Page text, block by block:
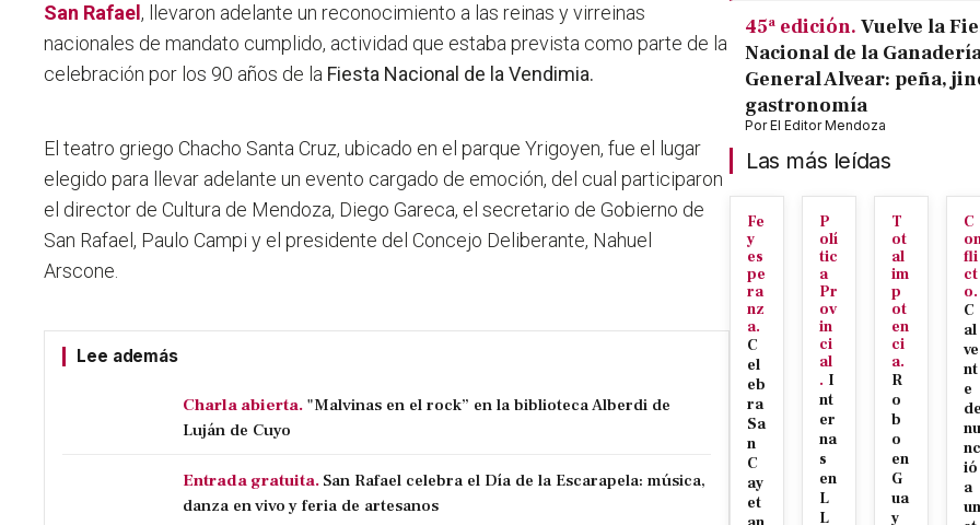
San Rafael, llevaron adelante un reconocimiento a las reinas y virreinas
nacionales de mandato cumplido, actividad que estaba prevista como parte de la
celebración por los 90 años de la Fiesta Nacional de la Vendimia.
El teatro griego Chacho Santa Cruz, ubicado en el parque Yrigoyen, fue el lugar
elegido para llevar adelante un evento cargado de emoción, del cual participaron
el director de Cultura de Mendoza, Diego Gareca, el secretario de Gobierno de
San Rafael, Paulo Campi y el presidente del Concejo Deliberante, Nahuel
Arscone.
Lee además
Charla abierta. "Malvinas en el rock” en la biblioteca Alberdi de
Luján de Cuyo
Entrada gratuita. San Rafael celebra el Día de la Escarapela: música,
danza en vivo y feria de artesanos
45ª edición. Vuelve la
Nacional de la
General Alvear: peña,
gastronomía
PorEl Editor Mendoza
Las más leídas
Fe
y
es
pe
ra
nz
a.
C
el
eb
ra
Sa
n
C
ay
et
P
olí
tic
a
Pr
ov
in
ci
al
. I
nt
er
na
s
en
L
L
T
ot
al
im
p
ot
en
ci
a.
R
o
b
o
en
G
ua
y
C
fli
ct
o.
C
al
ve
nt
e
de
nu
nc
ió
a
un